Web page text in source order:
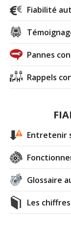
Fiabilité
Pannes
Rappels
Entretenir
Glossaire
Les